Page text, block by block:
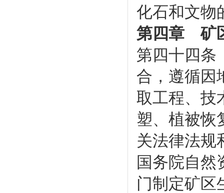
化石和文物
第四章 矿
第四十四
合，遵循因
取工程、技
塑、植被恢
关法律法规
国务院自然
门制定矿区